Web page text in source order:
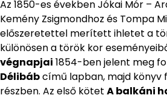
Az 1850-es években Jókai Mór –
Kemény Zsigmondhoz és Tompa
előszeretettel merített ihletet a
különösen a török kor
végnapjai 1854-ben jelent meg
Délibábcímű lapban, majd könyv
részben. Az első kötet A balkáni